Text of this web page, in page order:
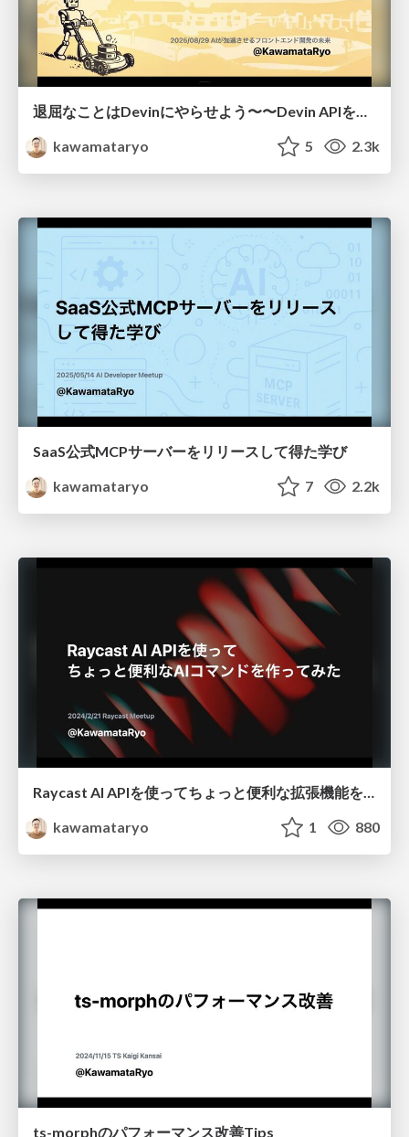
退屈なことはDevinにやらせよう〜〜Devin APIを使ったVisual Regression Testの自動追加〜
kawamataryo
5 2.3k
SaaS公式MCPサーバーをリリースして得た学び
kawamataryo
7 2.2k
Raycast AI APIを使ってちょっと便利な拡張機能を作ってみた / created-a-handy-extension-using-the-raycast-ai-api
kawamataryo
1 880
ts-morphのパフォーマンス改善Tips